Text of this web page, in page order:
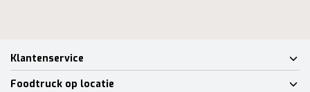
Klantenservice
Foodtruck op locatie